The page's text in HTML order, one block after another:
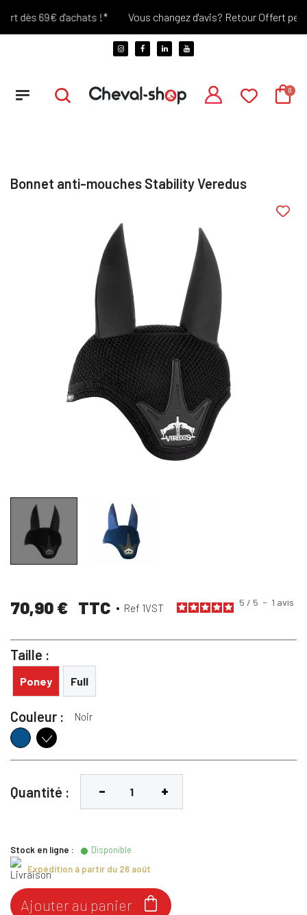
dès 69€ d'achats !* Vous changez d'avis? Retour Offert
Bonnet anti-mouches Stability Veredus
70,90 € TTC Ref 1VST 5 / 5 - 1 avis
Taille :
Poney Full
Couleur : Noir
Bleu Noir
Quantité :
Stock en ligne :
Disponible
Expédition à partir du 26 août

Ajouter au panier